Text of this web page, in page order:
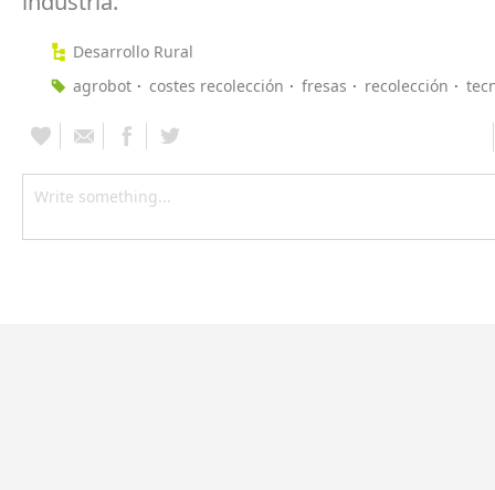
Desarrollo Rural
agrobot
costes recolección fresas recolección